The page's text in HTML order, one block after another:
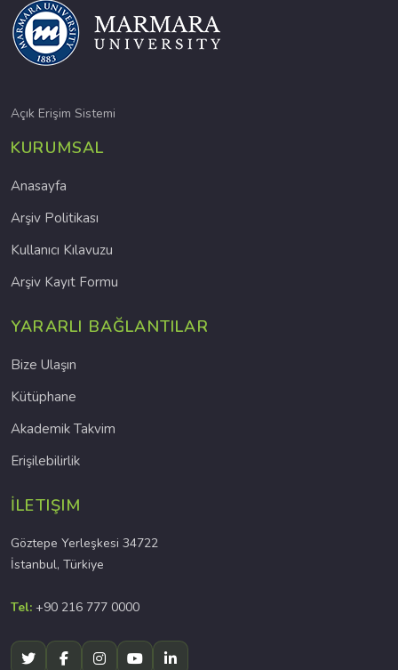
Açık Erişim Sistemi
KURUMSAL
Anasayfa
Arşiv Politikası
Kullanıcı Kılavuzu
Arşiv Kayıt Formu
YARARLI BAĞLANTILAR
Bize Ulaşın
Kütüphane
Akademik Takvim
Erişilebilirlik
İLETIŞIM
Göztepe Yerleşkesi 34722
İstanbul, Türkiye
Tel: +90 216 777 0000